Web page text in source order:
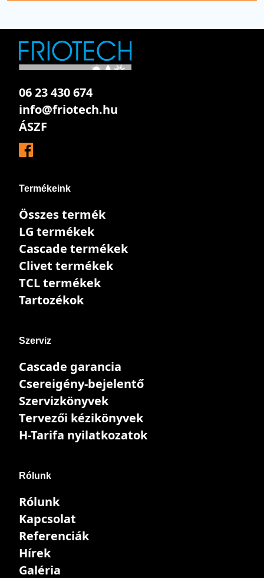
06 23 430 674
info@friotech.hu
ÁSZF
Termékeink
Összes termék
LG termékek
Cascade termékek
Clivet termékek
TCL termékek
Tartozékok
Szerviz
Cascade garancia
Csereigény-bejelentő
Szervizkönyvek
Tervezői kézikönyvek
H-Tarifa nyilatkozatok
Rólunk
Rólunk
Kapcsolat
Referenciák
Hírek
Galéria